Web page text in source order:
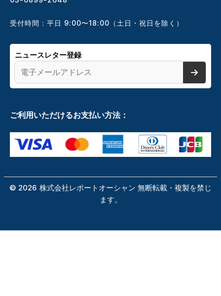
受付時間：平日 9:00〜18:00（土日・祝日を除く）
ニュースレター登録
ご利用いただけるお支払い方法：
© 2026 株式会社レポートオーシャン 無断転載・複製を禁じ
ます。